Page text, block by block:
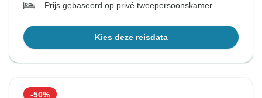
Prijs gebaseerd op privé tweepersoonskamer
Kies deze reisdata
-50%